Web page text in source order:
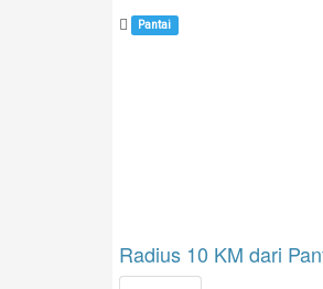
Pantai
Radius 10 KM dari